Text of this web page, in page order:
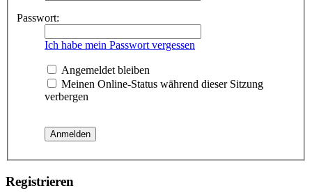
Passwort:
Ich habe mein Passwort vergessen
Angemeldet bleiben
Meinen Online-Status während dieser Sitzung
verbergen
Registrieren